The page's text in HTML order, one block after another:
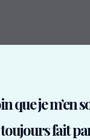
que je m’en
fait